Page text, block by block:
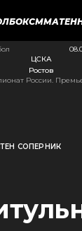
БОКСММА
ЦСКА
Ростов
России.
СОПЕРНИК